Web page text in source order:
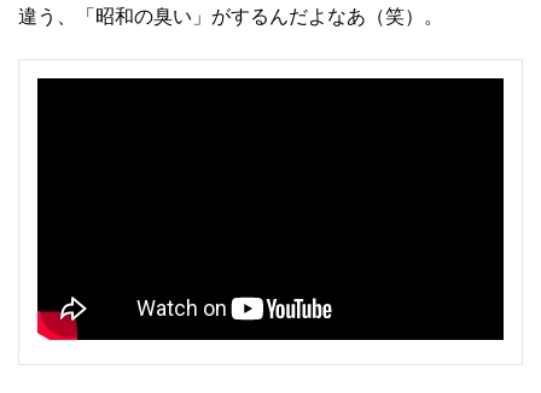
違う、「昭和の臭い」がするんだよなあ（笑）。